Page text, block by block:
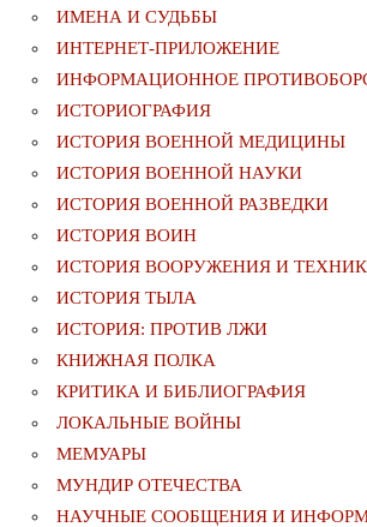
ИМЕНА И СУДЬБЫ
ИНТЕРНЕТ-ПРИЛОЖЕНИЕ
ИНФОРМАЦИОННОЕ
ИСТОРИОГРАФИЯ
ИСТОРИЯ ВОЕННОЙ МЕДИЦИНЫ
ИСТОРИЯ ВОЕННОЙ НАУКИ
ИСТОРИЯ ВОЕННОЙ РАЗВЕДКИ
ИСТОРИЯ ВОИН
ИСТОРИЯ ВООРУЖЕНИЯ И
ИСТОРИЯ ТЫЛА
ИСТОРИЯ: ПРОТИВ ЛЖИ
КНИЖНАЯ ПОЛКА
КРИТИКА И БИБЛИОГРАФИЯ
ЛОКАЛЬНЫЕ ВОЙНЫ
МЕМУАРЫ
МУНДИР ОТЕЧЕСТВА
НАУЧНЫЕ СООБЩЕНИЯ И